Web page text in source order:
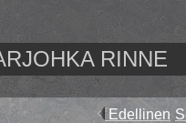
RINNE
Edellinen